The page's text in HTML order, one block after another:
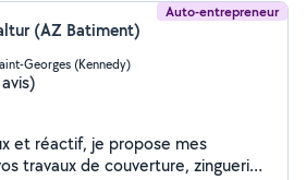
Auto-entrepreneur
(AZ Batiment)
Georges (Kennedy)
et réactif, je propose mes
travaux de couverture, zinguerie